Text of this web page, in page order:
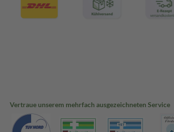
Vertraue unserem mehrfach ausgezeichneten Service